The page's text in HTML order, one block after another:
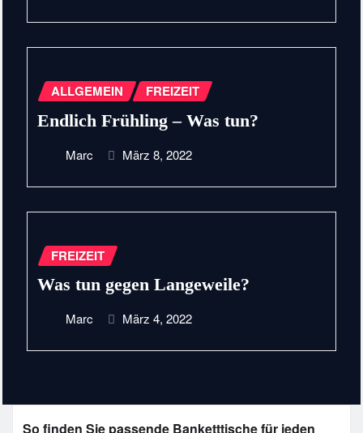
ALLGEMEIN FREIZEIT
Endlich Frühling – Was tun?
Marc März 8, 2022
FREIZEIT
Was tun gegen Langeweile?
Marc März 4, 2022
So finden Sie passende Banketttische für jeden